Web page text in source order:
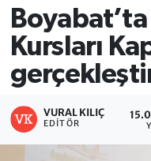
Boyabat’ta
Kursları
VURAL KILIÇ
EDITÖR
Süper Lig Puan
Tüm Manşetler
Son Dakika
Haber Arşivi